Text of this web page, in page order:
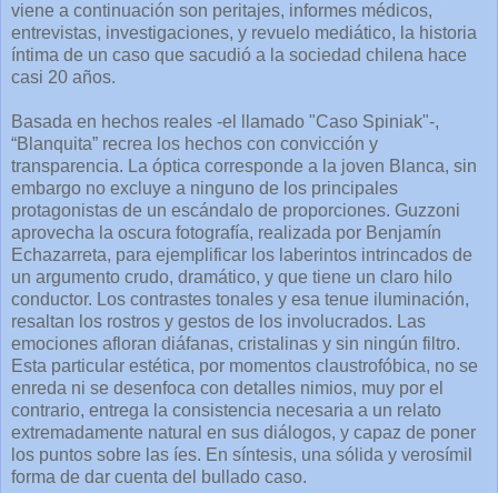
viene a continuación son peritajes, informes médicos,
entrevistas, investigaciones, y revuelo mediático, la historia
íntima de un caso que sacudió a la sociedad chilena hace
casi 20 años.
Basada en hechos reales -el llamado "Caso Spiniak"-,
“Blanquita” recrea los hechos con convicción y
transparencia. La óptica corresponde a la joven Blanca, sin
embargo no excluye a ninguno de los principales
protagonistas de un escándalo de proporciones. Guzzoni
aprovecha la oscura fotografía, realizada por Benjamín
Echazarreta, para ejemplificar los laberintos intrincados de
un argumento crudo, dramático, y que tiene un claro hilo
conductor. Los contrastes tonales y esa tenue iluminación,
resaltan los rostros y gestos de los involucrados. Las
emociones afloran diáfanas, cristalinas y sin ningún filtro.
Esta particular estética, por momentos claustrofóbica, no se
enreda ni se desenfoca con detalles nimios, muy por el
contrario, entrega la consistencia necesaria a un relato
extremadamente natural en sus diálogos, y capaz de poner
los puntos sobre las íes. En síntesis, una sólida y verosímil
forma de dar cuenta del bullado caso.